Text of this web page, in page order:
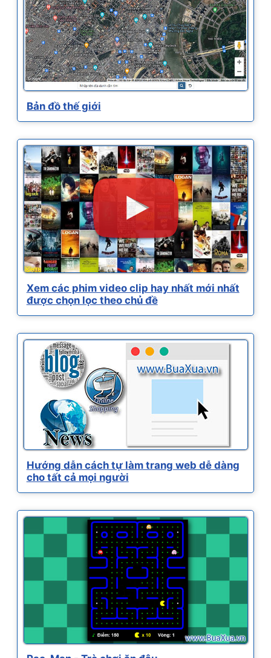
Bản đồ thế giới
Xem các phim video clip hay nhất mới nhất
được chọn lọc theo chủ đề
Hướng dẫn cách tự làm trang web dễ dàng
cho tất cả mọi người